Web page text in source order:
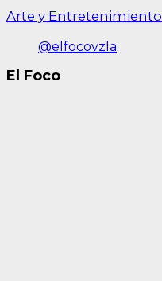
Arte y Entretenimiento
@elfocovzla
El Foco